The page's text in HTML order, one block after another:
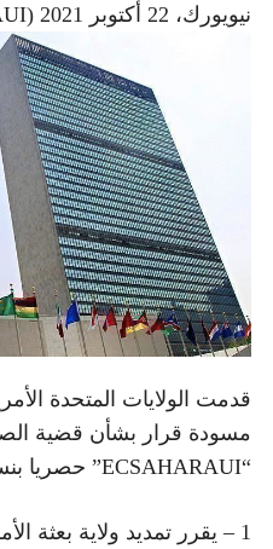
نيويورك، 22 أكتوبر 2021 (ECSAHARAUI)
قدمت الولايات المتحدة
مسودة قرار بشأن قضية
“ECSAHARAUI” حصريا بنسخة منها جاء في توصياتها ما يلي :
1 – يقرر تمديد ولاية بعثة